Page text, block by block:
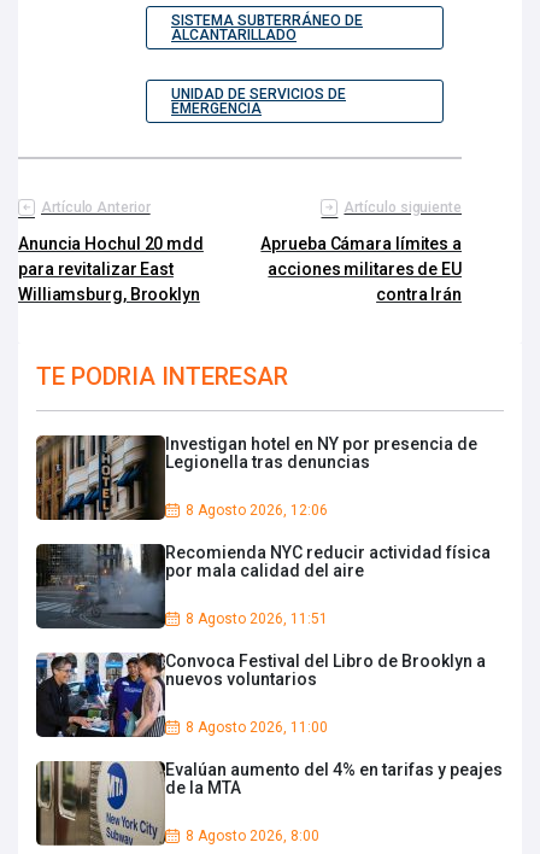
SISTEMA SUBTERRÁNEO DE
ALCANTARILLADO
UNIDAD DE SERVICIOS DE
EMERGENCIA
Artículo Anterior
Anuncia Hochul 20 mdd
para revitalizar East
Williamsburg, Brooklyn
Artículo siguiente
Aprueba Cámara límites a
acciones militares de EU
contra Irán
TE PODRIA INTERESAR
Investigan hotel en NY por presencia de
Legionella tras denuncias
8 Agosto 2026, 12:06
Recomienda NYC reducir actividad física
por mala calidad del aire
8 Agosto 2026, 11:51
Convoca Festival del Libro de Brooklyn a
nuevos voluntarios
8 Agosto 2026, 11:00
Evalúan aumento del 4% en tarifas y peajes
de la MTA
8 Agosto 2026, 8:00